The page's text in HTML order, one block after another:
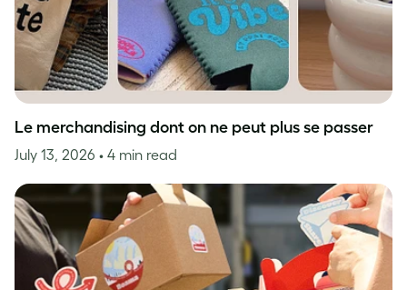
Le merchandising dont on ne peut plus se passer
July 13, 2026 • 4 min read